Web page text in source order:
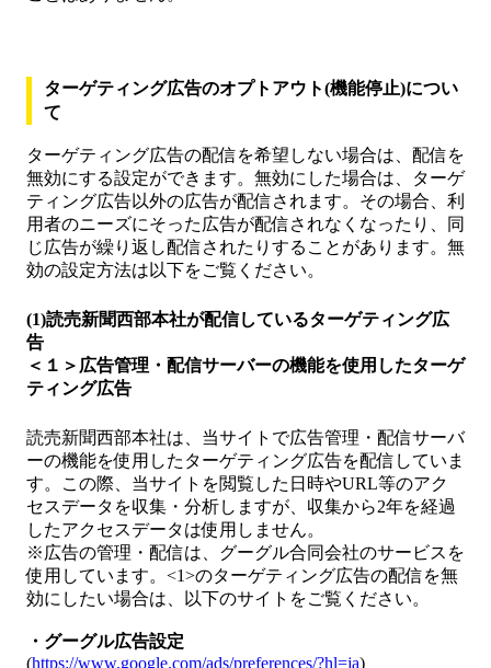
ターゲティング広告のオプトアウト(機能停止)につい
て
ターゲティング広告の配信を希望しない場合は、配信を
無効にする設定ができます。無効にした場合は、ターゲ
ティング広告以外の広告が配信されます。その場合、利
用者のニーズにそった広告が配信されなくなったり、同
じ広告が繰り返し配信されたりすることがあります。無
効の設定方法は以下をご覧ください。
(1)読売新聞西部本社が配信しているターゲティング広
告
＜１＞広告管理・配信サーバーの機能を使用したターゲ
ティング広告
読売新聞西部本社は、当サイトで広告管理・配信サーバ
ーの機能を使用したターゲティング広告を配信していま
す。この際、当サイトを閲覧した日時やURL等のアク
セスデータを収集・分析しますが、収集から2年を経過
したアクセスデータは使用しません。
※広告の管理・配信は、グーグル合同会社のサービスを
使用しています。<1>のターゲティング広告の配信を無
効にしたい場合は、以下のサイトをご覧ください。
・グーグル広告設定
(https://www.google.com/ads/preferences/?hl=ja)